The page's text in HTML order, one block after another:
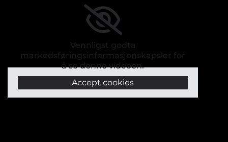
Vennligst godta
markedsføringsinformasjonskapsler for
å se denne videoen.
Accept cookies